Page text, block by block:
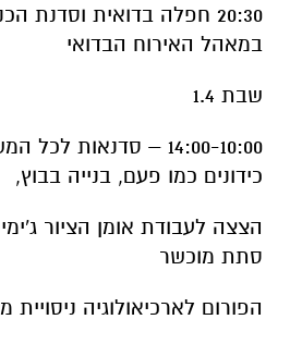
20:30 חפלה בדואית וסדנת
במאהל האירוח הבדואי
שבת 1.4
14:00-10:00 – סדנאות
כידונים כמו פעם, בנייה בבוץ,
הצצה לעבודת אומן הציור
סתת מוכשר
הפורום לארכיאולוגיה